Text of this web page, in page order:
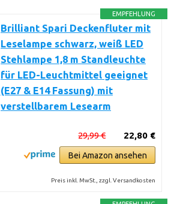
EMPFEHLUNG
Brilliant Spari Deckenfluter mit
Leselampe schwarz, weiß LED
Stehlampe 1,8 m Standleuchte
für LED-Leuchtmittel geeignet
(E27 & E14 Fassung) mit
verstellbarem Lesearm
22,80 €
29,99 €
Bei Amazon ansehen
Preis inkl. MwSt., zzgl. Versandkosten